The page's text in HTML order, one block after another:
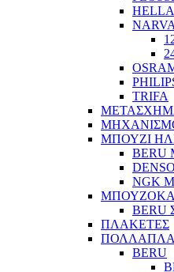
HELLA
NARVA
TRIFA
ΜΠΟΥΖΙ
NGK
ΠΛΑΚΕΤΕΣ
BERU